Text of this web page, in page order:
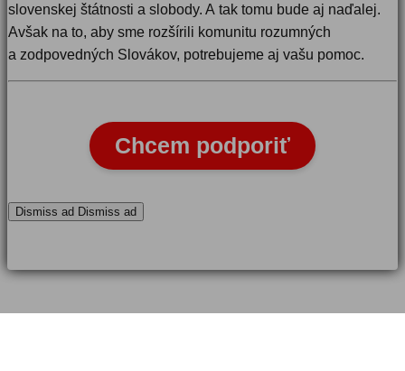
slovenskej štátnosti a slobody. A tak tomu bude aj naďalej.
Avšak na to, aby sme rozšírili komunitu rozumných
a zodpovedných Slovákov, potrebujeme aj vašu pomoc.
Chcem podporiť
Dismiss ad Dismiss ad